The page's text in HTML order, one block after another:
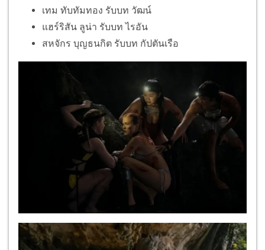
เทม ทับทัมทอง รับบท วัฒน์
แฮร์ริสัน ลูน่า รับบท ไรอัน
สหจักร บุญธนกิต รับบท กัปตันเรือ